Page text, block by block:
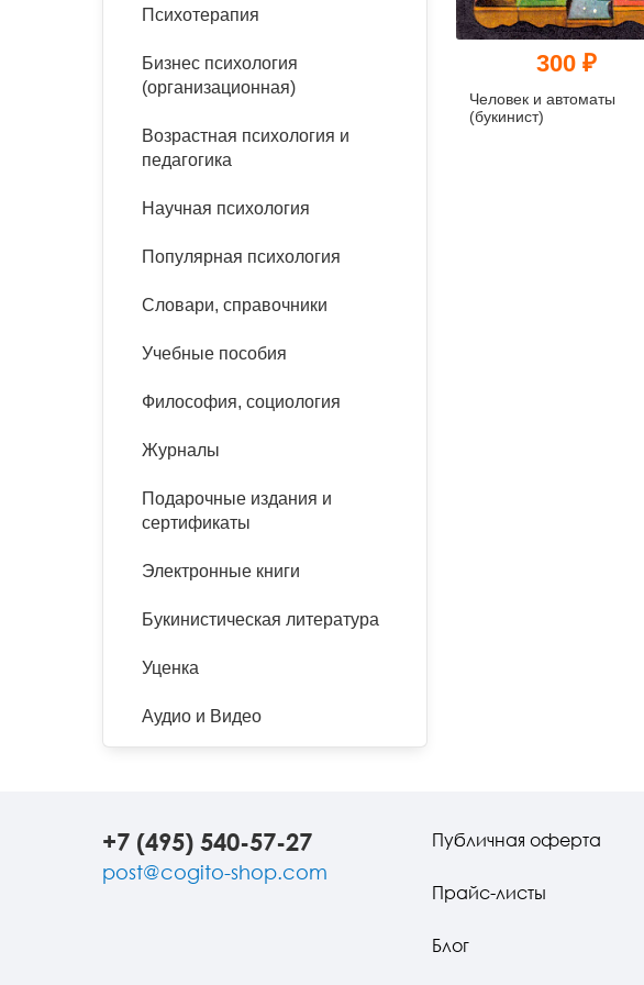
панические атаки
Психодрама
Сказкотерапия
психотерапии
Классический, эриксоновский
эргономика
Социальная психология
Психология развития
организационная психология
психоанализ
Психотерапия
Бизнес психология
(организационная)
Возрастная психология и
педагогика
Научная психология
Популярная психология
Словари, справочники
Учебные пособия
Философия, социология
Журналы
Подарочные издания и
сертификаты
Электронные книги
Букинистическая литература
Уценка
Аудио и Видео
300 ₽
Человек и автоматы
(букинист)
+7 (495) 540-57-27
post@cogito-shop.com
Публичная оферта
Прайс-листы
Блог